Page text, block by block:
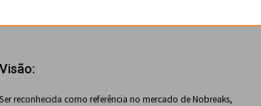
Visão:
Ser reconhecida como referência no mercado de Nobreaks,